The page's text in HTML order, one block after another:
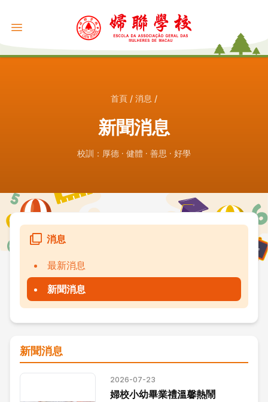
首頁 / 消息 /
新聞消息
校訓：厚德 · 健體 · 善思 · 好學
消息
最新消息
新聞消息
新聞消息
2026-07-23
婦校小幼畢業禮溫馨熱鬧